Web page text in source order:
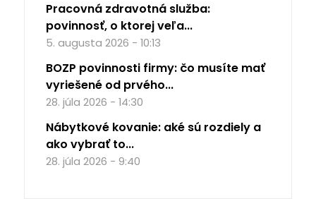
Pracovná zdravotná služba:
povinnosť, o ktorej veľa...
5. augusta 2026 - 10:13
BOZP povinnosti firmy: čo musíte mať
vyriešené od prvého...
28. júla 2026 - 14:30
Nábytkové kovanie: aké sú rozdiely a
ako vybrať to...
28. júla 2026 - 9:40